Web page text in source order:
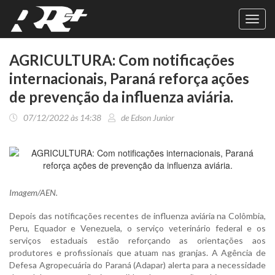
AGRICULTURA: Com notificações
internacionais, Paraná reforça ações
de prevenção da influenza aviária.
07/12/2022 às 14:38 de Edson Junior
Imagem/AEN.
Depois das notificações recentes de influenza aviária na Colômbia,
Peru, Equador e Venezuela, o serviço veterinário federal e os
serviços estaduais estão reforçando as orientações aos
produtores e profissionais que atuam nas granjas. A Agência de
Defesa Agropecuária do Paraná (Adapar) alerta para a necessidade